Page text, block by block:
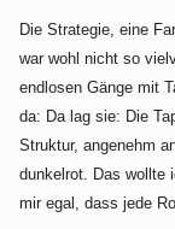
Die Strategie, eine
war wohl nicht so
endlosen Gänge mit
da: Da lag sie: Die
Struktur, angenehm
dunkelrot. Das wollte
mir egal, dass jede